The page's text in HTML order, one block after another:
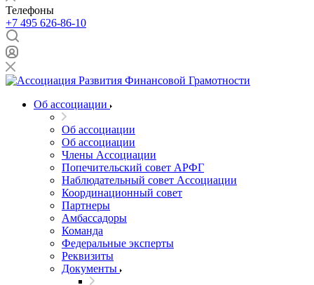
Телефоны
+7 495 626-86-10
Об ассоциации
Об ассоциации
Об ассоциации
Члены Ассоциации
Попечительский совет АРФГ
Наблюдательный совет Ассоциации
Координационный совет
Партнеры
Амбассадоры
Команда
Федеральные эксперты
Реквизиты
Документы